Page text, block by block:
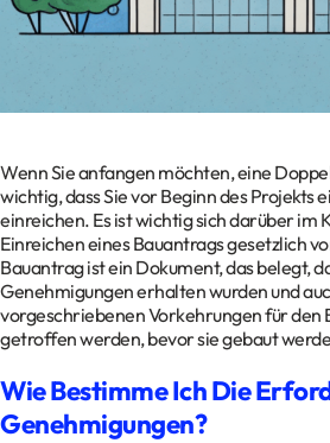
Wenn Sie anfangen möchten, eine
wichtig, dass Sie vor Beginn des Projekts
einreichen. Es ist wichtig sich darüber im
Einreichen eines Bauantrags gesetzlich
Bauantrag ist ein Dokument, das belegt,
Genehmigungen erhalten wurden und
vorgeschriebenen Vorkehrungen für den
getroffen werden, bevor sie gebaut
Wie Bestimme Ich Die
Genehmigungen?